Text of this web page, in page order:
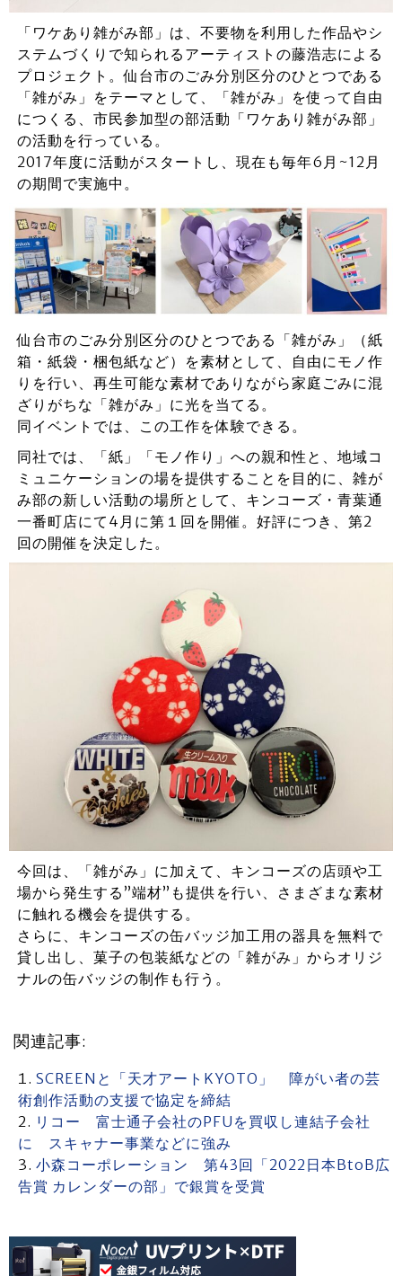
「ワケあり雑がみ部」は、不要物を利用した作品やシ
ステムづくりで知られるアーティストの藤浩志による
プロジェクト。仙台市のごみ分別区分のひとつである
「雑がみ」をテーマとして、「雑がみ」を使って自由
につくる、市民参加型の部活動「ワケあり雑がみ部」
の活動を行っている。
2017年度に活動がスタートし、現在も毎年6月~12月
の期間で実施中。
仙台市のごみ分別区分のひとつである「雑がみ」（紙
箱・紙袋・梱包紙など）を素材として、自由にモノ作
りを行い、再生可能な素材でありながら家庭ごみに混
ざりがちな「雑がみ」に光を当てる。
同イベントでは、この工作を体験できる。
同社では、「紙」「モノ作り」への親和性と、地域コ
ミュニケーションの場を提供することを目的に、雑が
み部の新しい活動の場所として、キンコーズ・青葉通
一番町店にて4月に第１回を開催。好評につき、第2
回の開催を決定した。
今回は、「雑がみ」に加えて、キンコーズの店頭や工
場から発生する”端材”も提供を行い、さまざまな素材
に触れる機会を提供する。
さらに、キンコーズの缶バッジ加工用の器具を無料で
貸し出し、菓子の包装紙などの「雑がみ」からオリジ
ナルの缶バッジの制作も行う。
関連記事:
SCREENと「天才アートKYOTO」 障がい者の芸
術創作活動の支援で協定を締結
リコー 富士通子会社のPFUを買収し連結子会社
に スキャナー事業などに強み
小森コーポレーション 第43回「2022日本BtoB広
告賞 カレンダーの部」で銀賞を受賞